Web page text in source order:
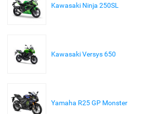
Kawasaki Ninja 250SL
Kawasaki Versys 650
Yamaha R25 GP Monster